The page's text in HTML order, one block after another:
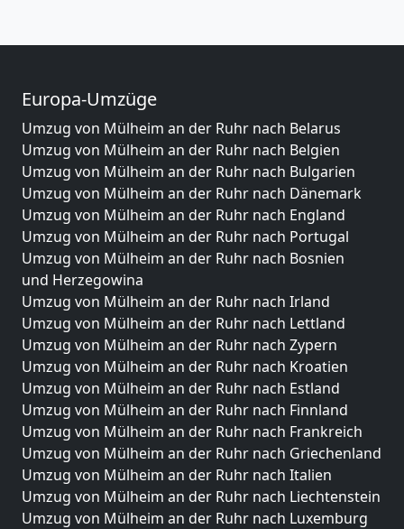
Europa-Umzüge
Umzug von Mülheim an der Ruhr nach Belarus
Umzug von Mülheim an der Ruhr nach Belgien
Umzug von Mülheim an der Ruhr nach Bulgarien
Umzug von Mülheim an der Ruhr nach Dänemark
Umzug von Mülheim an der Ruhr nach England
Umzug von Mülheim an der Ruhr nach Portugal
Umzug von Mülheim an der Ruhr nach Bosnien
und Herzegowina
Umzug von Mülheim an der Ruhr nach Irland
Umzug von Mülheim an der Ruhr nach Lettland
Umzug von Mülheim an der Ruhr nach Zypern
Umzug von Mülheim an der Ruhr nach Kroatien
Umzug von Mülheim an der Ruhr nach Estland
Umzug von Mülheim an der Ruhr nach Finnland
Umzug von Mülheim an der Ruhr nach Frankreich
Umzug von Mülheim an der Ruhr nach Griechenland
Umzug von Mülheim an der Ruhr nach Italien
Umzug von Mülheim an der Ruhr nach Liechtenstein
Umzug von Mülheim an der Ruhr nach Luxemburg